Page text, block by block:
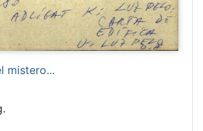
mistero...